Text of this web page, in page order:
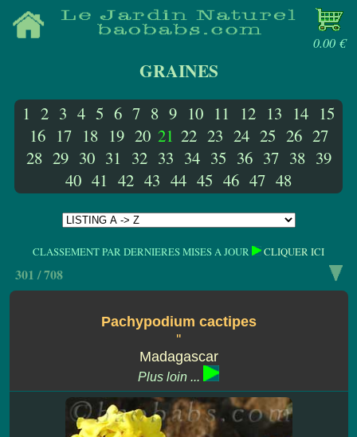
0.00 €
GRAINES
1 2 3 4 5 6 7 8 9 10 11 12 13 14 15
16 17 18 19 20 21 22 23 24 25 26 27
28 29 30 31 32 33 34 35 36 37 38 39
40 41 42 43 44 45 46 47 48
CLASSEMENT PAR DERNIERES MISES A JOUR CLIQUER ICI
301 / 708
Pachypodium cactipes
''
Madagascar
Plus loin ...